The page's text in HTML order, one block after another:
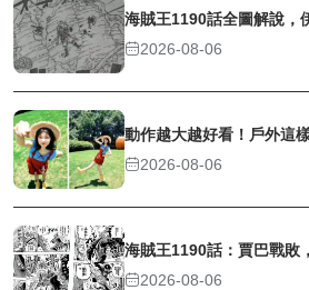
海賊王1190話全圖解說，
2026-08-06
動作越大越好看！戶外這
2026-08-06
海賊王1190話：賈巴戰敗
2026-08-06